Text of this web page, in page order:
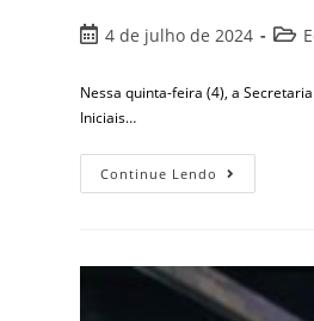
4 de julho de 2024
Nessa quinta-feira (4), a
Iniciais…
Continue Lendo